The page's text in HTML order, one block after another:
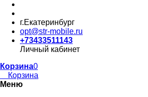
г.Екатеринбург
opt@str-mobile.ru
+73433511143
Личный кабинет
Корзина0
Корзина
Меню